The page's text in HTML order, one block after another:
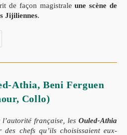
de façon magistraleune scène de
Jijiliennes.
Athia, Beni Ferguen
Collo)
française, les Ouled-Athia
des chefs qu’ils choisissaient eux-